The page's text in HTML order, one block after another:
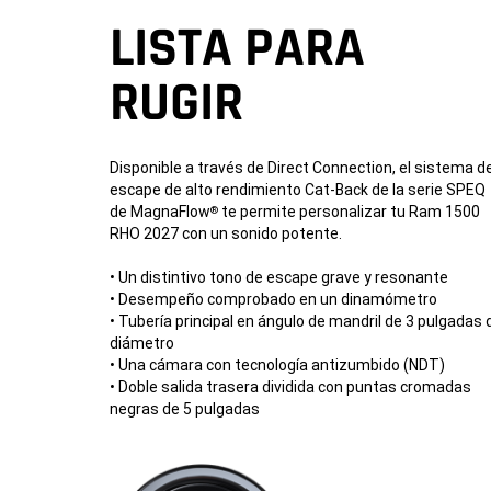
LISTA PARA
RUGIR
Disponible a través de Direct Connection, el sistema
escape de alto rendimiento Cat-Back de la serie SPEQ
de MagnaFlow® te permite personalizar tu Ram 1500
RHO 2027 con un sonido potente.
• Un distintivo tono de escape grave y resonante
• Desempeño comprobado en un dinamómetro
• Tubería principal en ángulo de mandril de 3 pulgadas
diámetro
• Una cámara con tecnología antizumbido (NDT)
• Doble salida trasera dividida con puntas cromadas
negras de 5 pulgadas